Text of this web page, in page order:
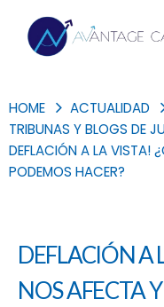
HOME
ACTUALIDAD
TRIBUNAS Y BLOGS DE
DEFLACIÓN A LA VISTA!
PODEMOS HACER?
DEFLACIÓN A
NOS AFECTA